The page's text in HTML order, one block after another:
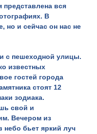
вся
В
и сейчас он нас не
с пешеходной улицы.
известных
гостей города
стоят 12
зодиака.
свой и
Вечером из
небо бьет яркий луч